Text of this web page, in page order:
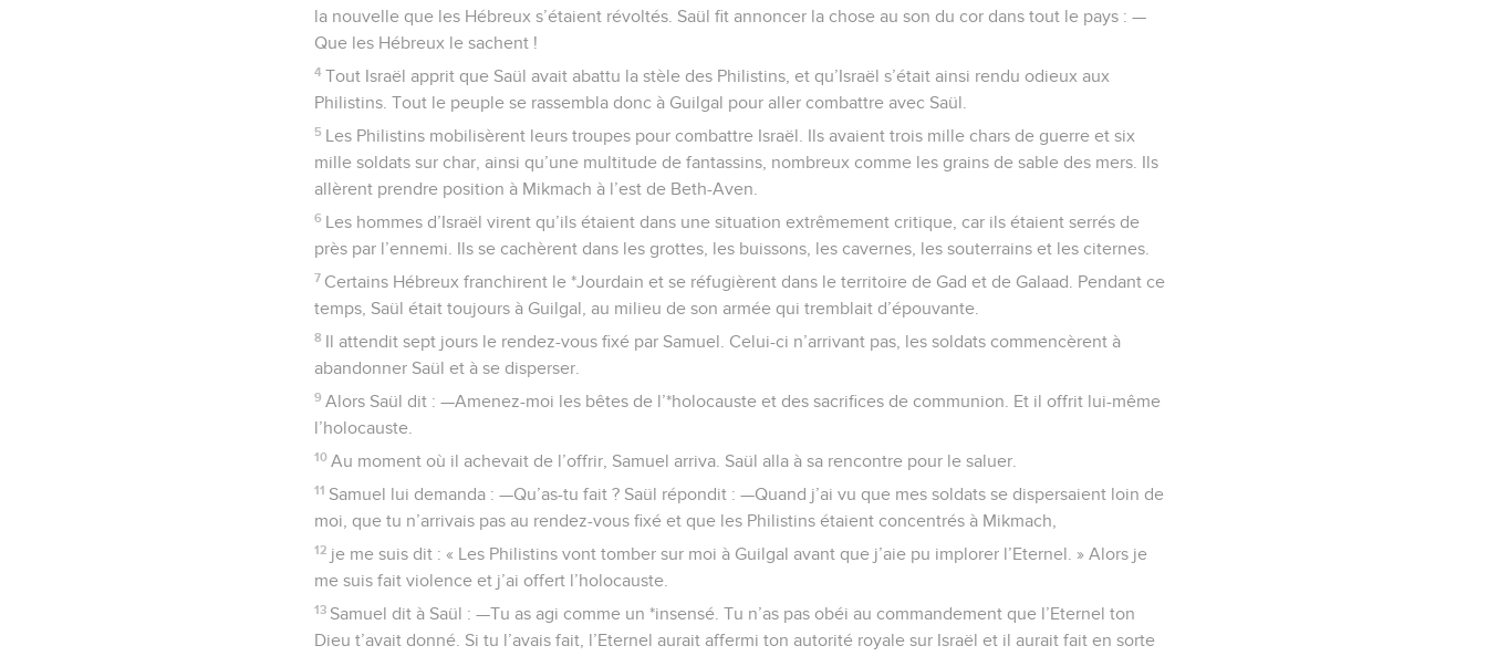
la nouvelle que les Hébreux s’étaient révoltés. Saül fit annoncer la chose au son du cor dans tout le pays : —
Que les Hébreux le sachent !
4 Tout Israël apprit que Saül avait abattu la stèle des Philistins, et qu’Israël s’était ainsi rendu odieux aux
Philistins. Tout le peuple se rassembla donc à Guilgal pour aller combattre avec Saül.
5 Les Philistins mobilisèrent leurs troupes pour combattre Israël. Ils avaient trois mille chars de guerre et six
mille soldats sur char, ainsi qu’une multitude de fantassins, nombreux comme les grains de sable des mers. Ils
allèrent prendre position à Mikmach à l’est de Beth-Aven.
6 Les hommes d’Israël virent qu’ils étaient dans une situation extrêmement critique, car ils étaient serrés de
près par l’ennemi. Ils se cachèrent dans les grottes, les buissons, les cavernes, les souterrains et les citernes.
7 Certains Hébreux franchirent le *Jourdain et se réfugièrent dans le territoire de Gad et de Galaad. Pendant ce
temps, Saül était toujours à Guilgal, au milieu de son armée qui tremblait d’épouvante.
8 Il attendit sept jours le rendez-vous fixé par Samuel. Celui-ci n’arrivant pas, les soldats commencèrent à
abandonner Saül et à se disperser.
9 Alors Saül dit : —Amenez-moi les bêtes de l’*holocauste et des sacrifices de communion. Et il offrit lui-même
l’holocauste.
10 Au moment où il achevait de l’offrir, Samuel arriva. Saül alla à sa rencontre pour le saluer.
11 Samuel lui demanda : —Qu’as-tu fait ? Saül répondit : —Quand j’ai vu que mes soldats se dispersaient loin de
moi, que tu n’arrivais pas au rendez-vous fixé et que les Philistins étaient concentrés à Mikmach,
12 je me suis dit : « Les Philistins vont tomber sur moi à Guilgal avant que j’aie pu implorer l’Eternel. » Alors je
me suis fait violence et j’ai offert l’holocauste.
13 Samuel dit à Saül : —Tu as agi comme un *insensé. Tu n’as pas obéi au commandement que l’Eternel ton
Dieu t’avait donné. Si tu l’avais fait, l’Eternel aurait affermi ton autorité royale sur Israël et il aurait fait en sorte